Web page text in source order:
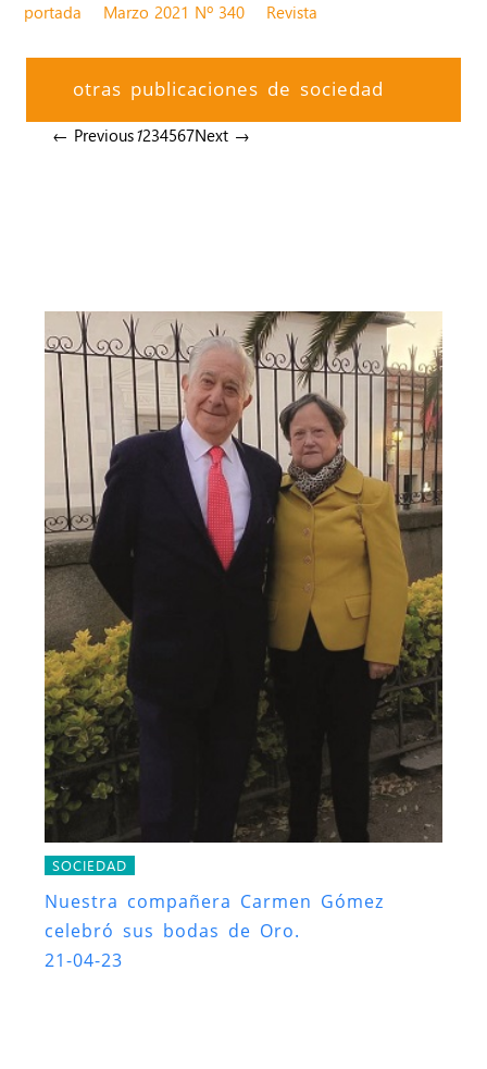
portada
Marzo 2021 Nº 340 Revista
otras publicaciones de sociedad
← Previous1234567Next →
SOCIEDAD
Nuestra compañera Carmen Gómez
celebró sus bodas de Oro.
21-04-23